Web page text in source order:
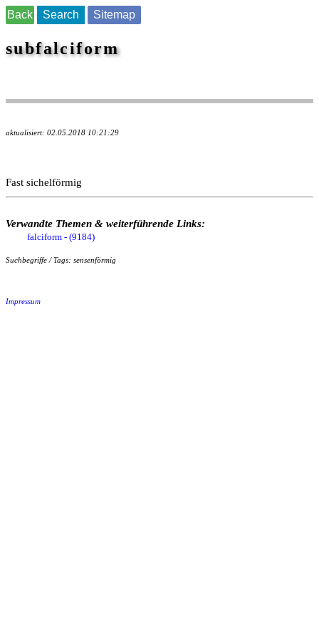
Back Search Sitemap
subfalciform
aktualisiert: 02.05.2018 10:21:29
Fast sichelförmig
Verwandte Themen & weiterführende Links:
falciform - (9184)
Suchbegriffe / Tags: sensenförmig
Impressum